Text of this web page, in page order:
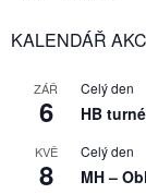
KALENDÁŘ
ZÁŘ
6
Celý den
HB
KVĚ
8
Celý den
MH –